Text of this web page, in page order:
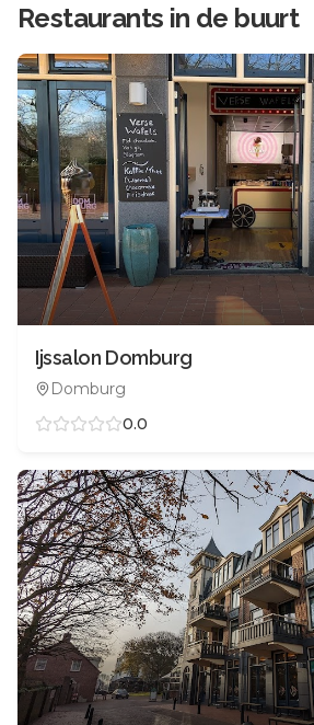
Restaurants in de buurt
Ijssalon Domburg
Domburg
0.0